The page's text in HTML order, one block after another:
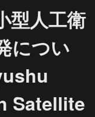
型人工衛
につい
Satellite